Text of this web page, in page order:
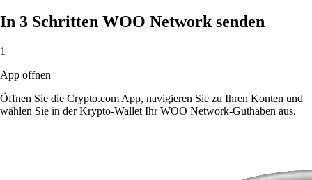
In 3 Schritten WOO Network senden
1
App öffnen
Öffnen Sie die Crypto.com App, navigieren Sie zu Ihren Konten und
wählen Sie in der Krypto-Wallet Ihr WOO Network-Guthaben aus.